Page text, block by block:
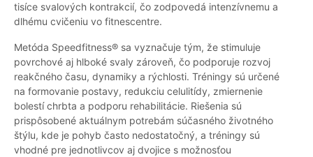
tisíce svalových kontrakcií, čo zodpovedá intenzívnemu a
dlhému cvičeniu vo fitnescentre.
Metóda Speedfitness® sa vyznačuje tým, že stimuluje
povrchové aj hlboké svaly zároveň, čo podporuje rozvoj
reakčného času, dynamiky a rýchlosti. Tréningy sú určené
na formovanie postavy, redukciu celulitídy, zmiernenie
bolestí chrbta a podporu rehabilitácie. Riešenia sú
prispôsobené aktuálnym potrebám súčasného životného
štýlu, kde je pohyb často nedostatočný, a tréningy sú
vhodné pre jednotlivcov aj dvojice s možnosťou